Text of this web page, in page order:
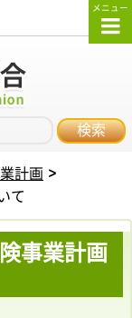
メニュー
検索
計画
て
事業計画